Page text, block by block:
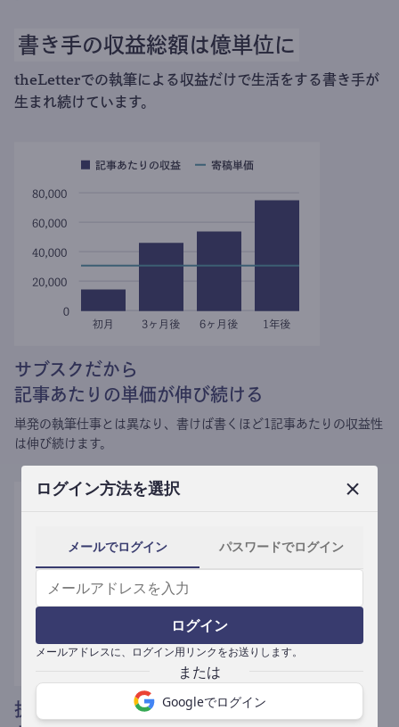
ログイン方法を選択
メールでログイン パスワードでログイン
ログイン
メールアドレスに、ログイン用リンクをお送りします。
Googleでログイン
書き手の収益総額は億単位に
theLetterでの執筆による収益だけで生活をする書き手が
生まれ続けています。
サブスクだから
記事あたりの単価が伸び続ける
単発の執筆仕事とは異なり、 書けば書くほど1記事あたりの収益性
は伸び続けます。
提携媒体による記事買い取りで